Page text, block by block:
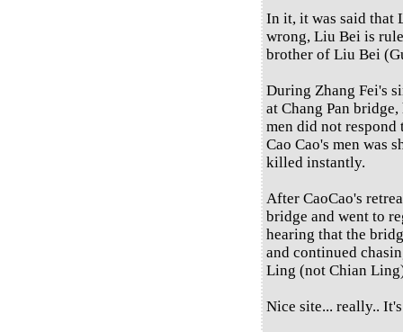
In it, it was said that
wrong, Liu Bei is
brother of Liu Bei
During Zhang Fei's
at Chang Pan
men did not
Cao Cao's men was
killed instantly.
After CaoCao's
bridge and went to
hearing that the
and continued
Ling (not Chian
Nice site... really..